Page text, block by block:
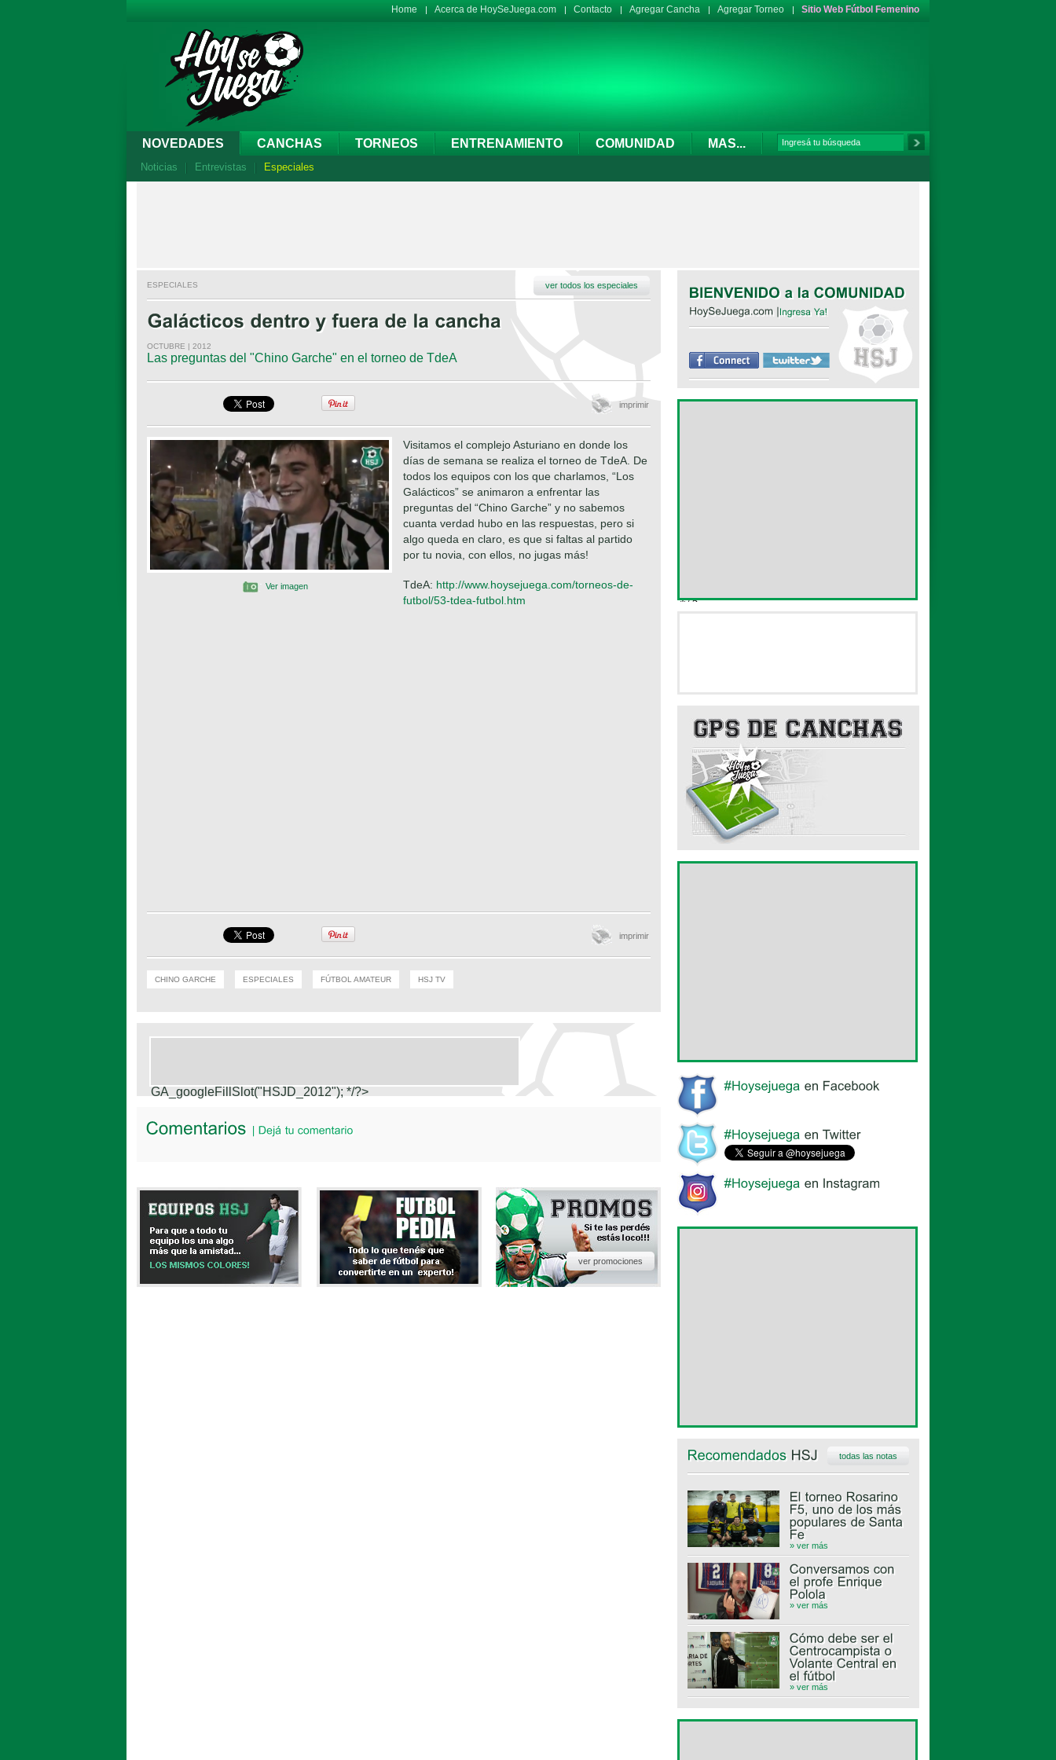
Home Acerca de HoySeJuega.com Contacto Agregar Cancha Agregar Torneo Sitio Web Fútbol Femenino
NOVEDADES CANCHAS TORNEOS ENTRENAMIENTO COMUNIDAD MAS...
Noticias Entrevistas Especiales
ver todos los especiales
ESPECIALES
OCTUBRE | 2012
Las preguntas del "Chino Garche" en el torneo de TdeA
imprimir
Ver imagen
Visitamos el complejo Asturiano en donde los
días de semana se realiza el torneo de TdeA. De
todos los equipos con los que charlamos, “Los
Galácticos” se animaron a enfrentar las
preguntas del “Chino Garche” y no sabemos
cuanta verdad hubo en las respuestas, pero si
algo queda en claro, es que si faltas al partido
por tu novia, con ellos, no jugas más!
TdeA: http://www.hoysejuega.com/torneos-de-
futbol/53-tdea-futbol.htm
imprimir
CHINO GARCHE ESPECIALES FÚTBOL AMATEUR HSJ TV
GA_googleFillSlot("HSJD_2012"); */?>
ver promociones
todas las notas
» ver más
» ver más
» ver más